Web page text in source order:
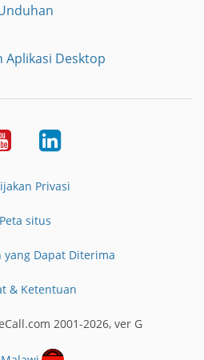
Aplikasi Desktop
YouTubeLinkedIn
Privasi
Peta situs
yang Dapat Diterima
& Ketentuan
2001-2026, ver G